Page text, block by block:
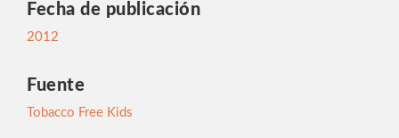
Fecha de publicación
2012
Fuente
Tobacco Free Kids